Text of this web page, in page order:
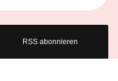
RSS abonnieren